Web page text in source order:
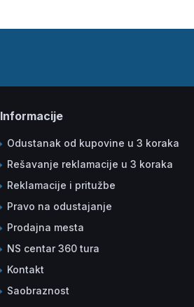
Informacije
Odustanak od kupovine u 3 koraka
Rešavanje reklamacije u 3 koraka
Reklamacije i pritužbe
Pravo na odustajanje
Prodajna mesta
NS centar 360 tura
Kontakt
Saobraznost